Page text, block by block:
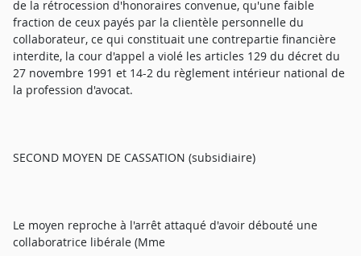
de la rétrocession d'honoraires convenue, qu'une faible
fraction de ceux payés par la clientèle personnelle du
collaborateur, ce qui constituait une contrepartie financière
interdite, la cour d'appel a violé les articles 129 du décret du
27 novembre 1991 et 14-2 du règlement intérieur national de
la profession d'avocat.
SECOND MOYEN DE CASSATION (subsidiaire)
Le moyen reproche à l'arrêt attaqué d'avoir débouté une
collaboratrice libérale (Mme